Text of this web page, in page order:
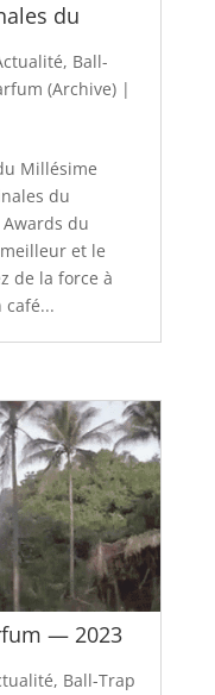
du
, Ball-
(Archive)|
Millésime
du
du
et le
de la force à
café...
— 2023
, Ball-Trap